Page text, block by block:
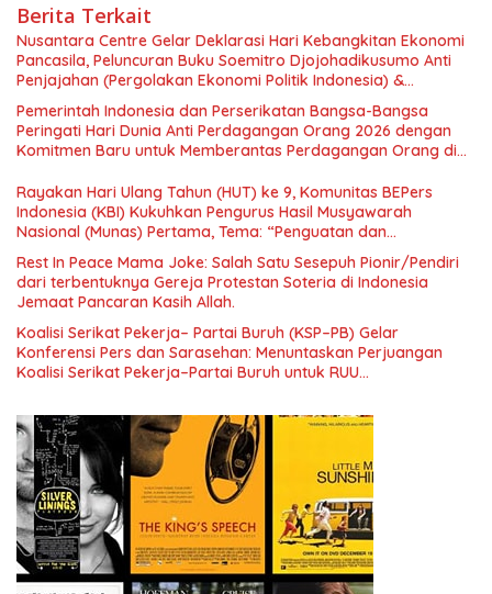
Berita Terkait
Nusantara Centre Gelar Deklarasi Hari Kebangkitan Ekonomi
Pancasila, Peluncuran Buku Soemitro Djojohadikusumo Anti
Penjajahan (Pergolakan Ekonomi Politik Indonesia) &
Simposium Nasional “Urgensi Undang-Undang Perekonomian
Nasional dan Kesejahteraan Sosial dalam Menata Bangsa
Menuju Indonesia Emas 2045”,
Pemerintah Indonesia dan Perserikatan Bangsa-Bangsa
Peringati Hari Dunia Anti Perdagangan Orang 2026 dengan
Komitmen Baru untuk Memberantas Perdagangan Orang di
Rayakan Hari Ulang Tahun (HUT) ke 9, Komunitas BEPers
Indonesia (KBI) Kukuhkan Pengurus Hasil Musyawarah
Nasional (Munas) Pertama, Tema: “Penguatan dan
Pengembangan Organisasi KBI yang Berbasis Riset di seluruh
Indonesia dan Mancanegara”.
Rest In Peace Mama Joke: Salah Satu Sesepuh Pionir/Pendiri
dari terbentuknya Gereja Protestan Soteria di Indonesia
Jemaat Pancaran Kasih Allah.
Koalisi Serikat Pekerja– Partai Buruh (KSP–PB) Gelar
Konferensi Pers dan Sarasehan: Menuntaskan Perjuangan
Koalisi Serikat Pekerja–Partai Buruh untuk RUU